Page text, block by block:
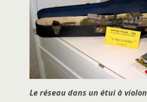
Le réseau dans un étui à